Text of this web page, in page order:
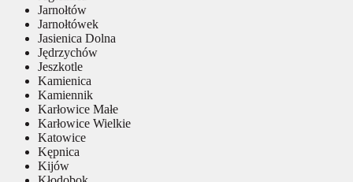
Jarnołtów
Jarnołtówek
Jasienica Dolna
Jędrzychów
Jeszkotle
Kamienica
Kamiennik
Karłowice Małe
Karłowice Wielkie
Katowice
Kępnica
Kijów